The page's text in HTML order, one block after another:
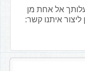
אל אחת מן
ליצור איתנו קשר: